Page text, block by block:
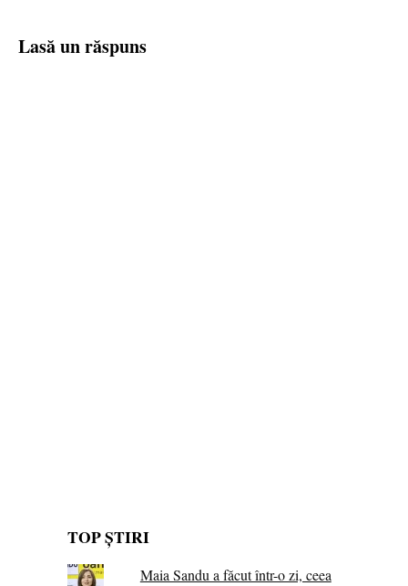
Lasă un răspuns
TOP ȘTIRI
Maia Sandu a făcut într-o zi, ceea